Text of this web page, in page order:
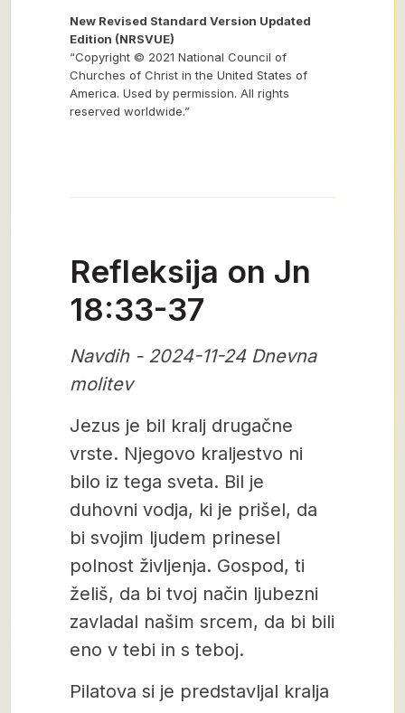
New Revised Standard Version Updated
Edition (NRSVUE)
“Copyright © 2021 National Council of
Churches of Christ in the United States of
America. Used by permission. All rights
reserved worldwide.”
Refleksija on Jn
18:33-37
Navdih - 2024-11-24 Dnevna
molitev
Jezus je bil kralj drugačne
vrste. Njegovo kraljestvo ni
bilo iz tega sveta. Bil je
duhovni vodja, ki je prišel, da
bi svojim ljudem prinesel
polnost življenja. Gospod, ti
želiš, da bi tvoj način ljubezni
zavladal našim srcem, da bi bili
eno v tebi in s teboj.
Pilatova si je predstavljal kralja